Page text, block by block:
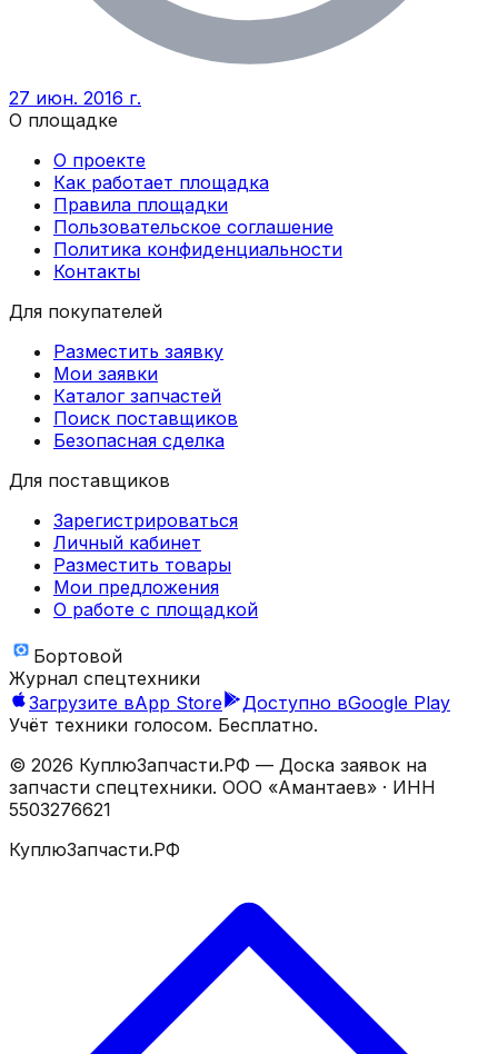
27 июн. 2016 г.
О площадке
О проекте
Как работает площадка
Правила площадки
Пользовательское соглашение
Политика конфиденциальности
Контакты
Для покупателей
Разместить заявку
Мои заявки
Каталог запчастей
Поиск поставщиков
Безопасная сделка
Для поставщиков
Зарегистрироваться
Личный кабинет
Разместить товары
Мои предложения
О работе с площадкой
Бортовой
Журнал спецтехники
Загрузите вApp Store Доступно вGoogle Play
Учёт техники голосом. Бесплатно.
© 2026 КуплюЗапчасти.РФ — Доска заявок на
запчасти спецтехники. ООО «Амантаев» · ИНН
5503276621
КуплюЗапчасти.РФ